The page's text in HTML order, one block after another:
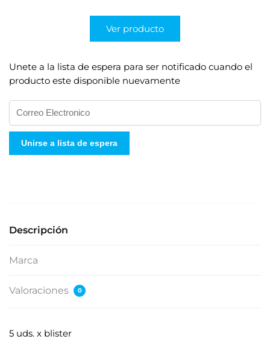
Ver producto
Unete a la lista de espera para ser notificado cuando el
producto este disponible nuevamente
n
g
d
r
c
ó
Unirse a lista de espera
Descripción
Marca
Valoraciones 0
5 uds. x blister